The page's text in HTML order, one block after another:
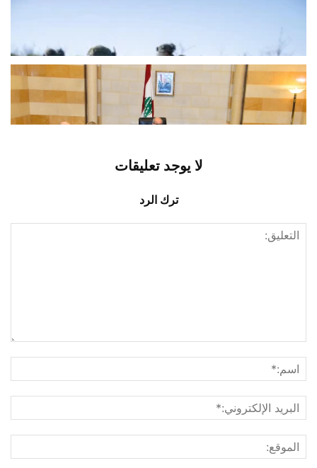
لبنان يسرّع خطواته نحو الخروج من
القائمة الرمادية… واجتماع متابعة في...
اخبار محلية أغسطس 5, 2026
لا يوجد تعليقات
ترك الرد